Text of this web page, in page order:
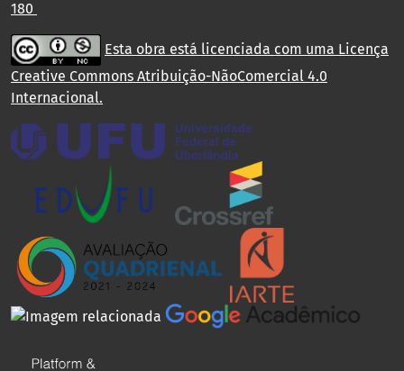
180
Esta obra está licenciada com uma Licença
Creative Commons Atribuição-NãoComercial 4.0
Internacional.